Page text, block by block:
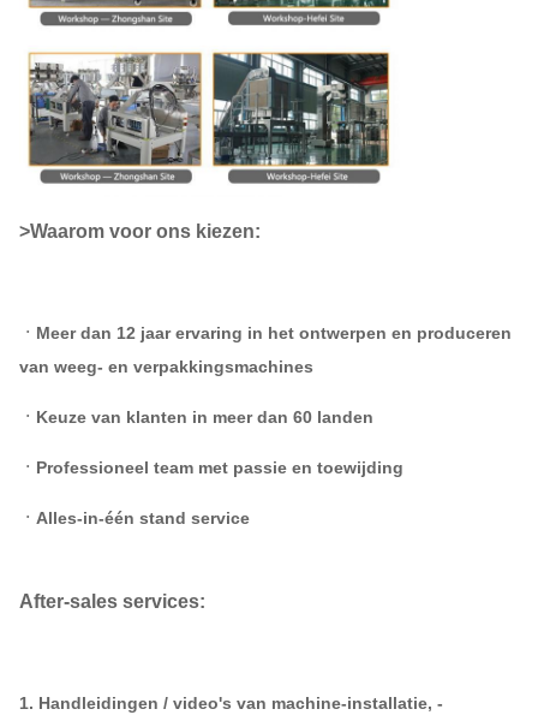
>Waarom voor ons kiezen:
ㆍ Meer dan 12 jaar ervaring in het ontwerpen en produceren
van weeg- en verpakkingsmachines
ㆍKeuze van klanten in meer dan 60 landen
ㆍProfessioneel team met passie en toewijding
ㆍAlles-in-één stand service
After-sales services:
1. Handleidingen / video's van machine-installatie, -